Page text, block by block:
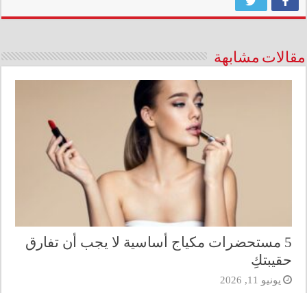
مقالات مشابهة
5 مستحضرات مكياج أساسية لا يجب أن تفارق
حقيبتكِ
يونيو 11, 2026